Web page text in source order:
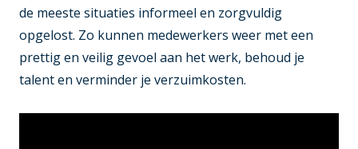
de meeste situaties informeel en zorgvuldig
opgelost. Zo kunnen medewerkers weer met een
prettig en veilig gevoel aan het werk, behoud je
talent en verminder je verzuimkosten.